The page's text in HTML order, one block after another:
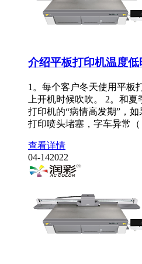
介绍平板打印机温度
1。每个客户冬天使用平板
上开机时候吹吹。 2。和
打印机的“病情高发期”，
打印喷头堵塞，字车异常（
查看详情
04-142022